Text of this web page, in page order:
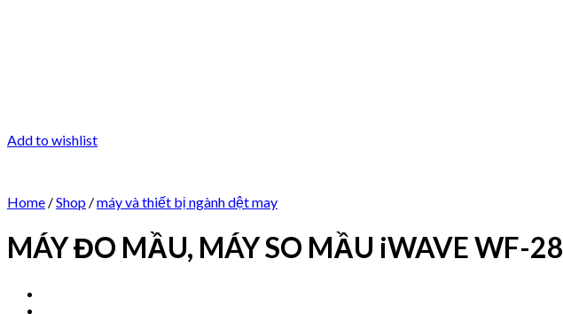
Add to wishlist
Home /Shop /máy và thiết bị ngành dệt may
MÁY ĐO MẦU, MÁY SO MẦU iWAVE WF-28